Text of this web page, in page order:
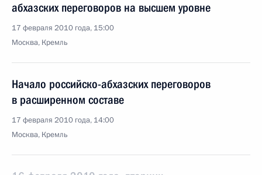
абхазских переговоров на высшем уровне
17 февраля 2010 года, 15:00
Москва, Кремль
Начало российско-абхазских переговоров
в расширенном составе
17 февраля 2010 года, 14:00
Москва, Кремль